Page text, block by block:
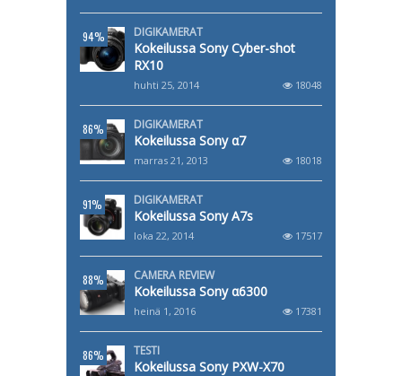
94% DIGIKAMERAT
Kokeilussa Sony Cyber-shot
RX10
huhti 25, 2014 18048
86% DIGIKAMERAT
Kokeilussa Sony α7
marras 21, 2013 18018
91% DIGIKAMERAT
Kokeilussa Sony A7s
loka 22, 2014 17517
88% CAMERA REVIEW
Kokeilussa Sony α6300
heinä 1, 2016 17381
86% TESTI
Kokeilussa Sony PXW-X70